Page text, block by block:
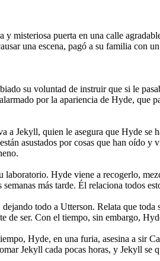
y misteriosa puerta en una calle
una escena, pagó a su familia con
su voluntad de instruir que si le
por la apariencia de Hyde, que
a Jekyll, quien le asegura que Hyde se
asustados por cosas que han oído y
laboratorio. Hyde viene a recogerlo,
más tarde. Él relaciona todos
todo a Utterson. Relata que toda
de ser. Con el tiempo, sin embargo,
Hyde, en una furia, asesina a sir
Jekyll cada pocas horas, y Jekyll se